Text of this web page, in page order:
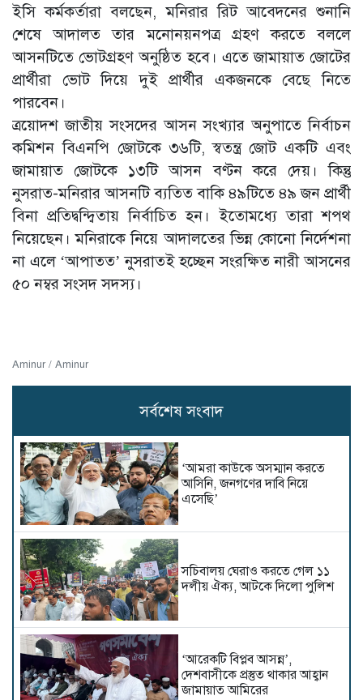
ইসি কর্মকর্তারা বলছেন, মনিরার রিট আবেদনের শুনানি
শেষে আদালত তার মনোনয়নপত্র গ্রহণ করতে বললে
আসনটিতে ভোটগ্রহণ অনুষ্ঠিত হবে। এতে জামায়াত জোটের
প্রার্থীরা ভোট দিয়ে দুই প্রার্থীর একজনকে বেছে নিতে
পারবেন।
ত্রয়োদশ জাতীয় সংসদের আসন সংখ্যার অনুপাতে নির্বাচন
কমিশন বিএনপি জোটকে ৩৬টি, স্বতন্ত্র জোট একটি এবং
জামায়াত জোটকে ১৩টি আসন বণ্টন করে দেয়। কিন্তু
নুসরাত-মনিরার আসনটি ব্যতিত বাকি ৪৯টিতে ৪৯ জন প্রার্থী
বিনা প্রতিদ্বন্দ্বিতায় নির্বাচিত হন। ইতোমধ্যে তারা শপথ
নিয়েছেন। মনিরাকে নিয়ে আদালতের ভিন্ন কোনো নির্দেশনা
না এলে ‘আপাতত’ নুসরাতই হচ্ছেন সংরক্ষিত নারী আসনের
৫০ নম্বর সংসদ সদস্য।
Aminur / Aminur
সর্বশেষ সংবাদ
‘আমরা কাউকে অসম্মান করতে
আসিনি, জনগণের দাবি নিয়ে
এসেছি’
সচিবালয় ঘেরাও করতে গেল ১১
দলীয় ঐক্য, আটকে দিলো পুলিশ
‘আরেকটি বিপ্লব আসন্ন’,
দেশবাসীকে প্রস্তুত থাকার আহ্বান
জামায়াত আমিরের